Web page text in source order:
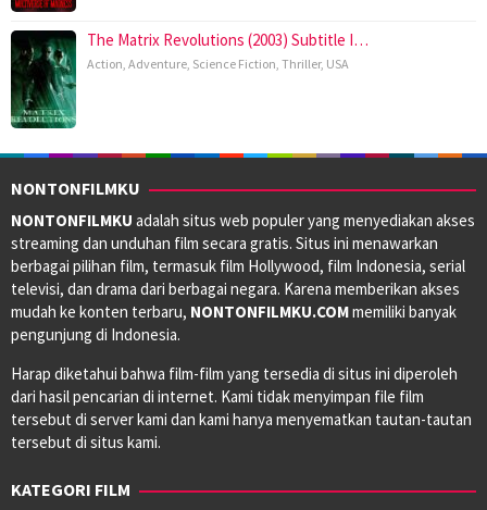
The Matrix Revolutions (2003) Subtitle I…
Action, Adventure, Science Fiction, Thriller, USA
NONTONFILMKU
NONTONFILMKU adalah situs web populer yang menyediakan akses
streaming dan unduhan film secara gratis. Situs ini menawarkan
berbagai pilihan film, termasuk film Hollywood, film Indonesia, serial
televisi, dan drama dari berbagai negara. Karena memberikan akses
mudah ke konten terbaru, NONTONFILMKU.COMmemiliki banyak
pengunjung di Indonesia.
Harap diketahui bahwa film-film yang tersedia di situs ini diperoleh
dari hasil pencarian di internet. Kami tidak menyimpan file film
tersebut di server kami dan kami hanya menyematkan tautan-tautan
tersebut di situs kami.
KATEGORI FILM